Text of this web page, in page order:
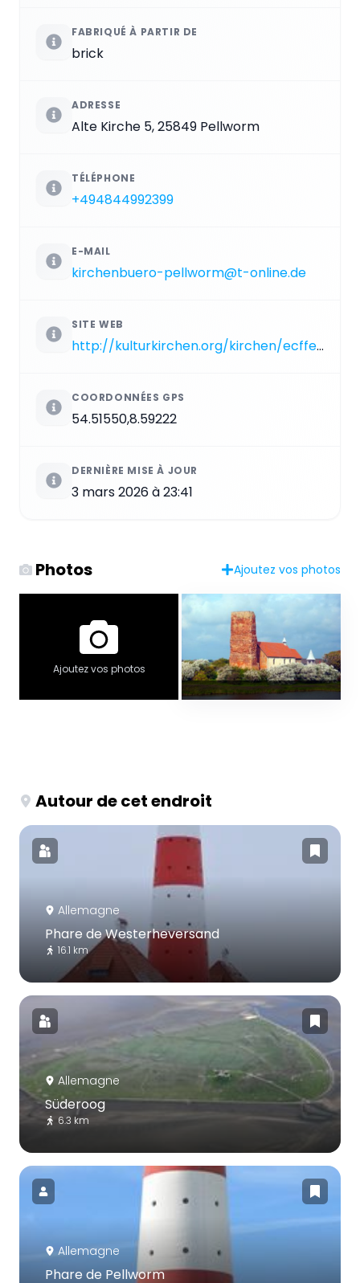
FABRIQUÉ À PARTIR DE
brick
ADRESSE
Alte Kirche 5, 25849 Pellworm
TÉLÉPHONE
+494844992399
E-MAIL
kirchenbuero-pellworm@t-online.de
SITE WEB
http://kulturkirchen.org/kirchen/ecffea9467e14fbd9f5d42df4ce21132/Alte%20Kirche%20St.%20Salvator
COORDONNÉES GPS
54.51550,8.59222
DERNIÈRE MISE À JOUR
3 mars 2026 à 23:41
Photos Ajoutez vos photos
Ajoutez vos photos
Autour de cet endroit
Allemagne
Phare de Westerheversand
16.1 km
Allemagne
Süderoog
6.3 km
Allemagne
Phare de Pellworm